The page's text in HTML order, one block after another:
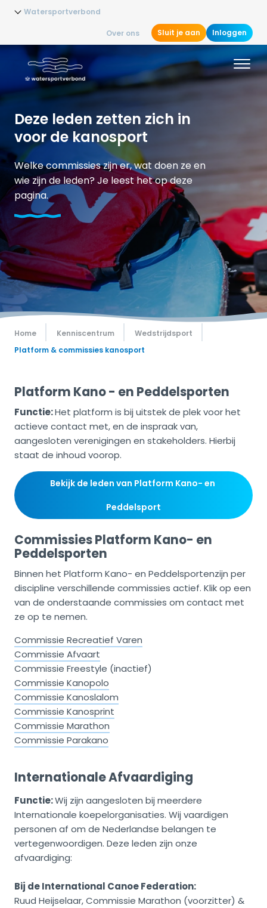
Watersportverbond
Over ons Sluit je aan Inloggen
Deze leden zetten zich in
voor de kanosport
Welke commissies zijn er, wat doen ze en
wie zijn de leden? Je leest het op deze
pagina.
Home Kenniscentrum
Wedstrijdsport
Platform & commissies kanosport
Platform Kano - en Peddelsporten
Functie:Het platform is bij uitstek de plek voor het
actieve contact met, en de inspraak van,
aangesloten verenigingen en stakeholders. Hierbij
staat de inhoud voorop.
Bekijk de leden van Platform Kano- en
Peddelsport
Commissies Platform Kano- en
Peddelsporten
Binnen het Platform Kano- en Peddelsportenzijn per
discipline verschillende commissies actief. Klik op een
van de onderstaande commissies om contact met
ze op te nemen.
Commissie Recreatief Varen
Commissie Afvaart
Commissie Freestyle (inactief)
Commissie Kanopolo
Commissie Kanoslalom
Commissie Kanosprint
Commissie Marathon
Commissie Parakano
Internationale Afvaardiging
Functie:Wij zijn aangesloten bij meerdere
Internationale koepelorganisaties. Wij vaardigen
personen af om de Nederlandse belangen te
vertegenwoordigen. Deze leden zijn onze
afvaardiging:
Bij de International Canoe Federation:
Ruud Heijselaar, Commissie Marathon (voorzitter) &